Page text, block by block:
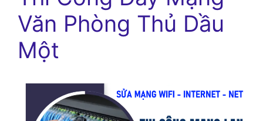
Văn Phòng Thủ Dầu
Một